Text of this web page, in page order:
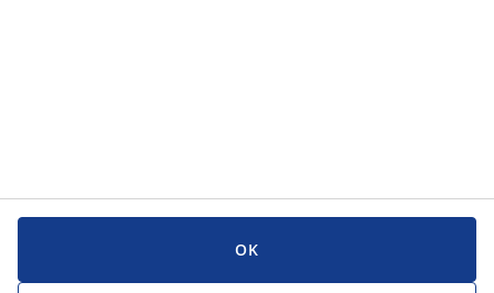
OK